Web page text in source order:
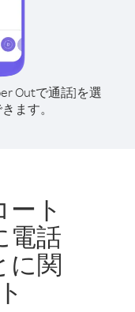
Outで通話]を選
ます。
ト
電話
に関